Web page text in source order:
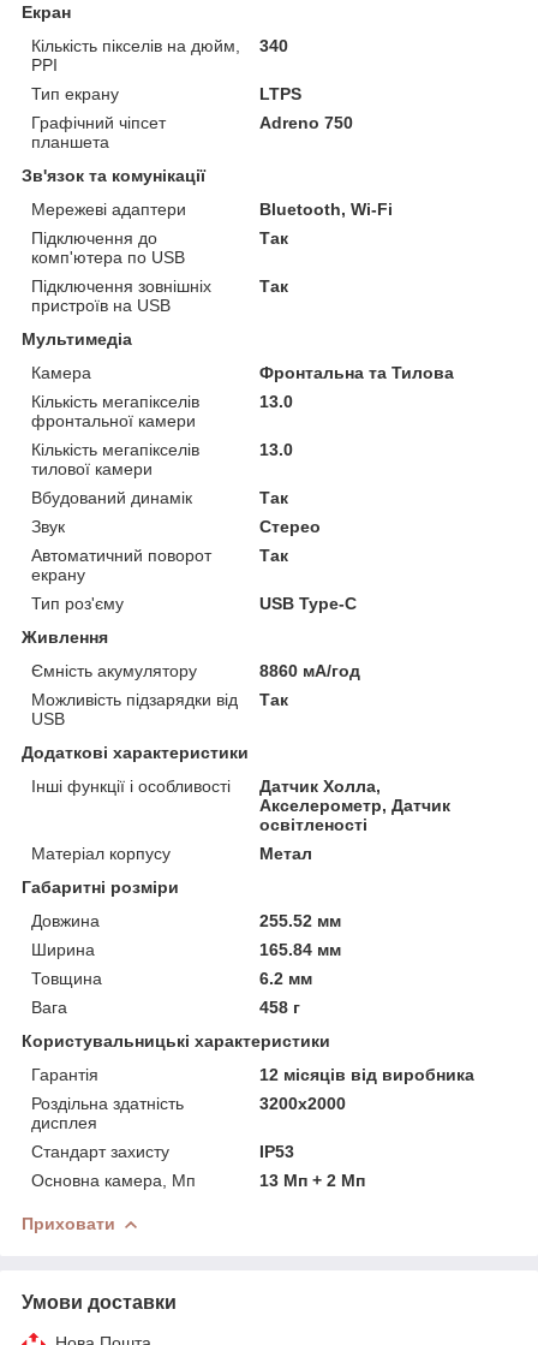
Екран
Кількість пікселів на дюйм,
PPI
340
Тип екрану
LTPS
Графічний чіпсет
планшета
Adreno 750
Зв'язок та комунікації
Мережеві адаптери
Bluetooth, Wi-Fi
Підключення до
комп'ютера по USB
Так
Підключення зовнішніх
пристроїв на USB
Так
Мультимедіа
Камера
Фронтальна та Тилова
Кількість мегапікселів
фронтальної камери
13.0
Кількість мегапікселів
тилової камери
13.0
Вбудований динамік
Так
Звук
Стерео
Автоматичний поворот
екрану
Так
Тип роз'єму
USB Type-C
Живлення
Ємність акумулятору
8860 мА/год
Можливість підзарядки від
USB
Так
Додаткові характеристики
Інші функції і особливості
Датчик Холла,
Акселерометр, Датчик
освітленості
Матеріал корпусу
Метал
Габаритні розміри
Довжина
255.52 мм
Ширина
165.84 мм
Товщина
6.2 мм
Вага
458 г
Користувальницькі характеристики
Гарантія
12 місяців від виробника
Роздільна здатність
дисплея
3200x2000
Стандарт захисту
IP53
Основна камера, Мп
13 Мп + 2 Мп
Приховати
Умови доставки